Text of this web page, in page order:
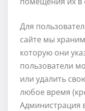
Для
сайте мы
которую они
пользователи
или удалить
любое время
Администрация